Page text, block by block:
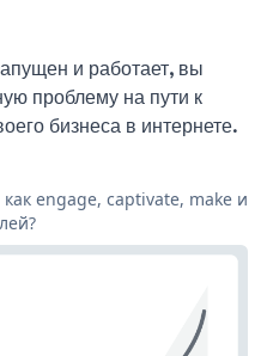
и работает, вы
проблему на пути к
бизнеса в интернете.
engage, captivate, make и